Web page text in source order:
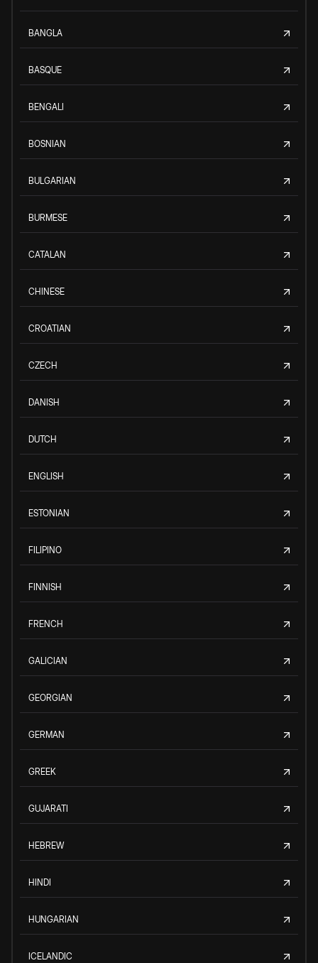
BANGLA
BASQUE
BENGALI
BOSNIAN
BULGARIAN
BURMESE
CATALAN
CHINESE
CROATIAN
CZECH
DANISH
DUTCH
ENGLISH
ESTONIAN
FILIPINO
FINNISH
FRENCH
GALICIAN
GEORGIAN
GERMAN
GREEK
GUJARATI
HEBREW
HINDI
HUNGARIAN
ICELANDIC